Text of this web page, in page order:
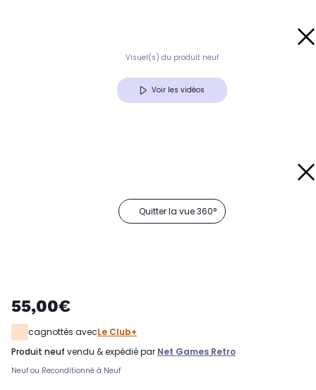
Visuel(s) du produit neuf
Voir les vidéos
Quitter la vue 360°
55,00€
cagnottés avecLe Club+
produit neuf vendu & expédié par Net Games Retro
Neuf ou Reconditionné à Neuf